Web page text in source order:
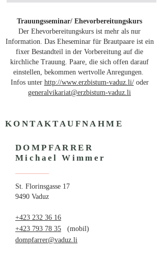
Trauungsseminar/ Ehevorbereitungskurs
Der Ehevorbereitungskurs ist mehr als nur
Information. Das Eheseminar für Brautpaare ist ein
fixer Bestandteil in der Vorbereitung auf die
kirchliche Trauung. Paare, die sich offen darauf
einstellen, bekommen wertvolle Anregungen.
Infos unter http://www.erzbistum-vaduz.li/oder
generalvikariat@erzbistum-vaduz.li
KONTAKTAUFNAHME
DOMPFARRER
Michael Wimmer
St. Florinsgasse 17
9490 Vaduz
+423 232 36 16
+423 793 78 35 (mobil)
dompfarrer@vaduz.li